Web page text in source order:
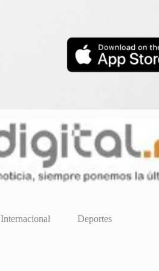
Internacional Deportes